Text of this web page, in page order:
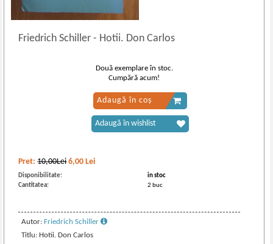
Friedrich Schiller- Hotii. Don Carlos
Pret:10,00Lei 6,00 Lei
Disponibilitate:
in stoc
Cantitatea:
2 buc
Autor:Friedrich Schiller
Titlu: Hotii. Don Carlos
Două exemplare în stoc.
Cumpără acum!
Adaugă în coș
Adaugă în wishlist